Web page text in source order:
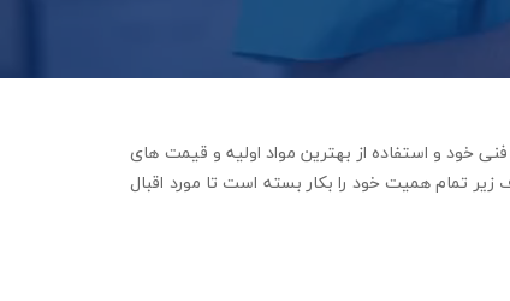
توانبخشی با تکیه بر کادر فنی خود و استفاده از بهترین مواد اولیه و قیمت های
تمام همیت خود را بکار بسته است تا مورد اقبال